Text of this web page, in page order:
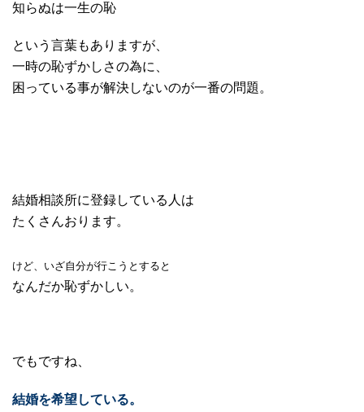
知らぬは一生の恥
という言葉もありますが、
一時の恥ずかしさの為に、
困っている事が解決しないのが一番の問題。
結婚相談所に登録している人は
たくさんおります。
けど、いざ自分が行こうとすると
なんだか恥ずかしい。
でもですね、
結婚を希望している。